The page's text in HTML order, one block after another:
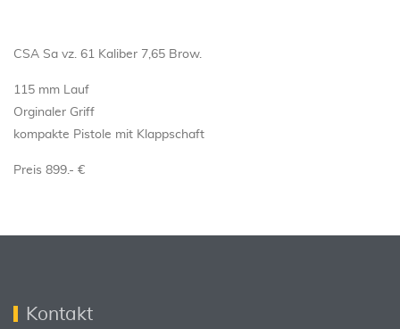
CSA Sa vz. 61 Kaliber 7,65 Brow.
115 mm Lauf
Orginaler Griff
kompakte Pistole mit Klappschaft
Preis 899.- €
Kontakt